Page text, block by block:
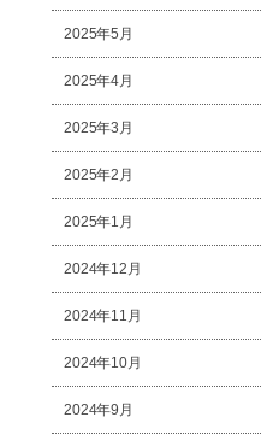
2025年5月
2025年4月
2025年3月
2025年2月
2025年1月
2024年12月
2024年11月
2024年10月
2024年9月